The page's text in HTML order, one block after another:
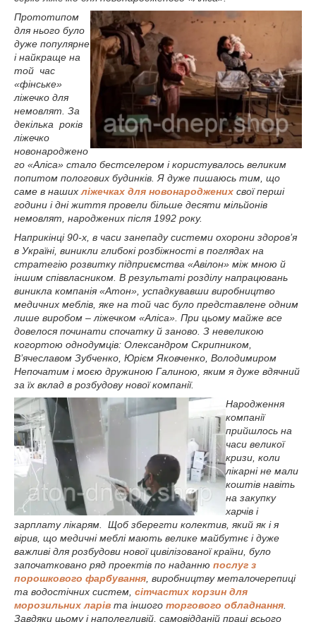
Прототипом
для нього було
дуже популярне
і найкраще на
той час
«фінське»
ліжечко для
немовлят. За
декілька років
ліжечко
новонароджено
го «Аліса» стало бестселером і користувалось великим
попитом пологових будинків. Я дуже пишаюсь тим, що
саме в нашихліжечках для новонароджених свої перші
години і дні життя провели більше десяти мільйонів
немовлят, народжених після 1992 року.
Наприкінці 90-х, в часи занепаду системи охорони здоров’я
в Україні, виникли глибокі розбіжності в поглядах на
стратегію розвитку підприємства «Авілон» між мною й
іншим співвласником. В результаті розділу напрацювань
виникла компанія «Атон», успадкувавши виробництво
медичних меблів, яке на той час було представлене одним
лише виробом – ліжечком «Аліса». При цьому майже все
довелося починати спочатку й заново. З невеликою
когортою однодумців: Олександром Скрипником,
В’ячеславом Зубченко, Юрієм Яковченко, Володимиром
Непочатим і моєю дружиною Галиною, яким я дуже вдячний
за їх вклад в розбудову нової компанії.
Народження
компанії
прийшлось на
часи великої
кризи, коли
лікарні не мали
коштів навіть
на закупку
харчів і
зарплату лікарям. Щоб зберегти колектив, який як і я
вірив, що медичні меблі мають велике майбутнє і дуже
важливі для розбудови нової цивілізованої країни, було
започатковано ряд проектів по наданню послуг з
порошкового фарбування , виробництву металочерепиці
та водостічних систем, сітчастих корзин для
морозильних ларів та іншого торгового обладнання
Завдяки цьому і наполегливій, самовідданій праці всього